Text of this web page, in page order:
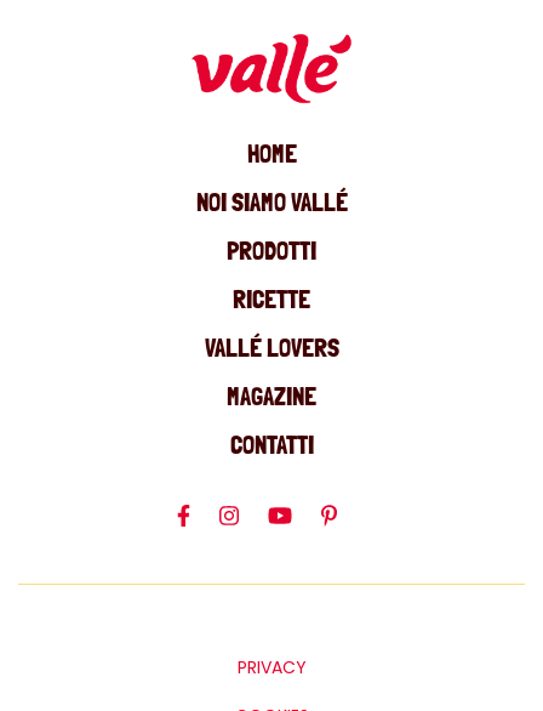
HOME
NOI SIAMO VALLÉ
PRODOTTI
RICETTE
VALLÉ LOVERS
MAGAZINE
CONTATTI
PRIVACY